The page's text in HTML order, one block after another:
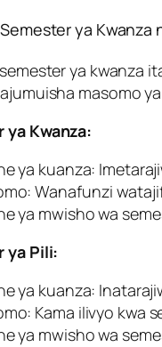
ya Kwanza
ya kwanza
masomo
Kwanza:
ya kuanza:
Wanafunzi
ya mwisho wa
ya Pili:
ya kuanza:
Kama ilivyo kwa
ya mwisho wa